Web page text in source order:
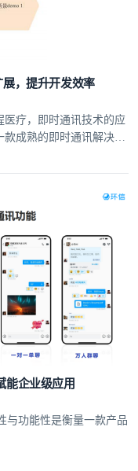
，提升开发效率
医疗，即时通讯技术的应
成熟的即时通讯解决方
、可定制的即时通讯应用
能企业级应用
与功能性是衡量一款产品